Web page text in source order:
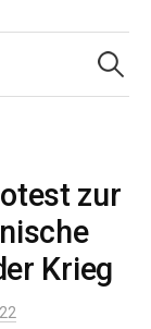
Suchen
nach:
zur
Krieg